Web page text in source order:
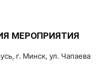
МЕРОПРИЯТИЯ
г. Минск, ул. Чапаева